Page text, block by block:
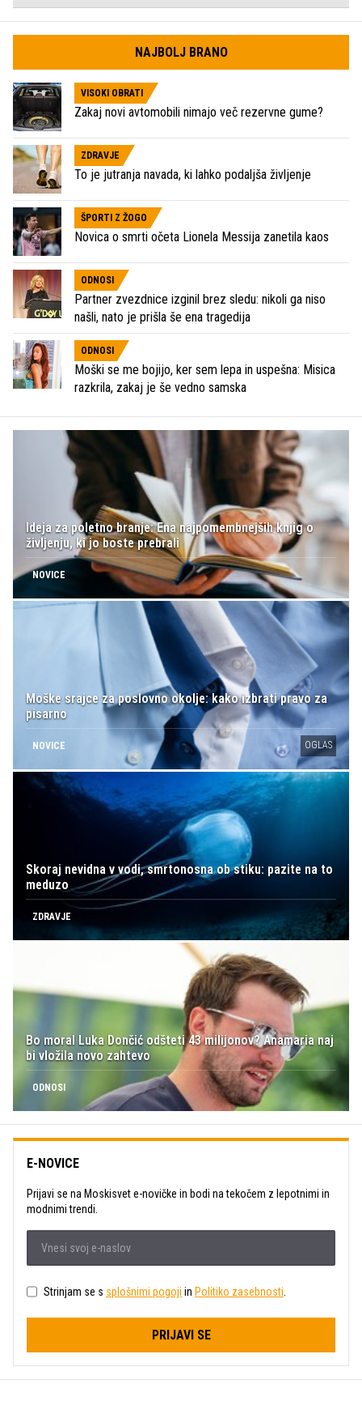
NAJBOLJ BRANO
VISOKI OBRATI
Zakaj novi avtomobili nimajo več rezervne gume?
ZDRAVJE
To je jutranja navada, ki lahko podaljša življenje
ŠPORTI Z ŽOGO
Novica o smrti očeta Lionela Messija zanetila kaos
ODNOSI
Partner zvezdnice izginil brez sledu: nikoli ga niso
našli, nato je prišla še ena tragedija
ODNOSI
Moški se me bojijo, ker sem lepa in uspešna: Misica
razkrila, zakaj je še vedno samska
Ideja za poletno branje: Ena najpomembnejših knjig o
življenju, ki jo boste prebrali
NOVICE
Moške srajce za poslovno okolje: kako izbrati pravo za
pisarno
NOVICE OGLAS
Skoraj nevidna v vodi, smrtonosna ob stiku: pazite na to
meduzo
ZDRAVJE
Bo moral Luka Dončić odšteti 43 milijonov? Anamaria naj
bi vložila novo zahtevo
ODNOSI
E-NOVICE
Prijavi se na Moskisvet e-novičke in bodi na tekočem z lepotnimi in
modnimi trendi.
Strinjam se s splošnimi pogoji in Politiko zasebnosti
PRIJAVI SE